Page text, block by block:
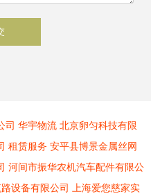
司 华宇物流 北京卵匀科技有限
租赁服务 安平县博景金属丝网
河间市振华农机汽车配件有限公
设备有限公司
上海爱您慈家实